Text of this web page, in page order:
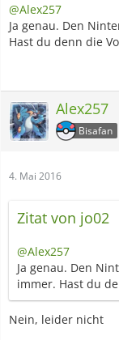
@Alex257
Ja genau. Den
Hast du denn die
Alex257
Bisafan
4. Mai 2016
Zitat von jo02
@Alex257
Ja genau. Den
immer. Hast du
Nein, leider nicht